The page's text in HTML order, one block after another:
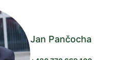
Jan Pančocha